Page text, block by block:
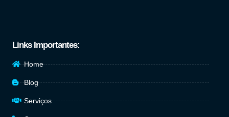
Links Importantes:
Home
Blog
Serviços